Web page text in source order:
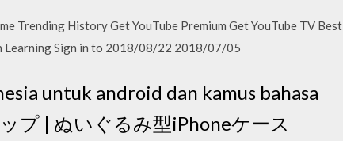
Trending History Get YouTube Premium Get YouTube TV Best
Learning Sign in to 2018/08/22 2018/07/05
untuk android dan kamus bahasa
プ | ぬいぐるみ型iPhoneケース